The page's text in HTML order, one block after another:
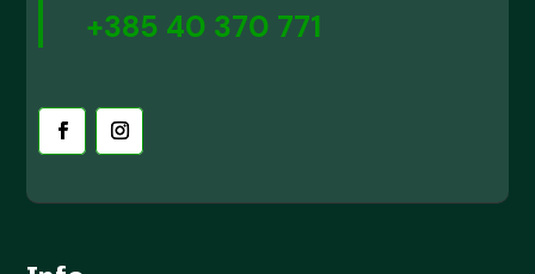
+385 40 370 771